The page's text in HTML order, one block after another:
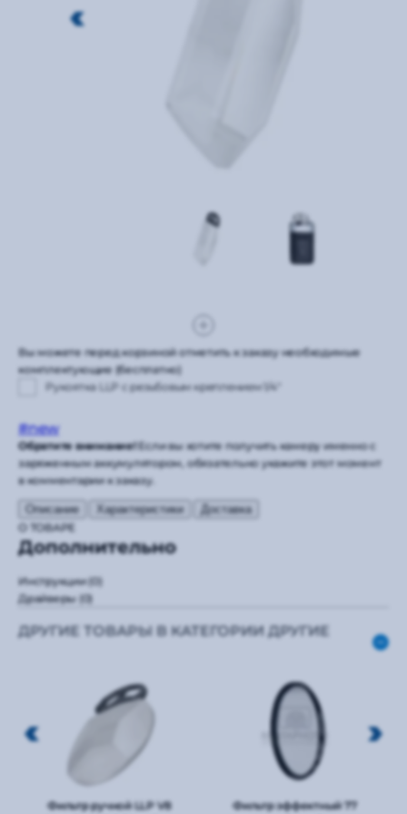
Вы можете перед корзиной отметить к заказу необходимые
комплектующие (бесплатно)
Рукоятка LLP с резьбовым креплением 1/4"
#new
Обратите внимание!Если вы хотите получить камеру именно с
заряженным аккумулятором, обязательно укажите этот момент
в комментарии к заказу.
Описание Характеристики
Доставка
О ТОВАРЕ
Дополнительно
Инструкции(0)
Драйверы (0)
ДРУГИЕ ТОВАРЫ В КАТЕГОРИИ ДРУГИЕ
Фильтр ручной LLP V8
Фильтр эффектный 77